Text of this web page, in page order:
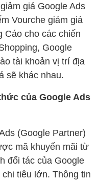
giá Google Ads
Vourche giảm giá
Cáo cho các chiến
Google
tài khoản vị trí địa
sẽ khác nhau.
của Google Ads
(Google Partner)
mã khuyến mãi từ
đối tác của Google
tiêu lớn. Thông tin